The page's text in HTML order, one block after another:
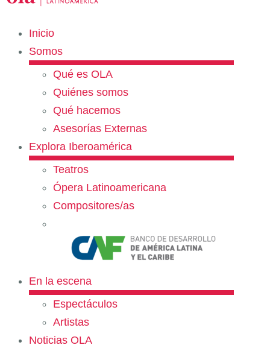
Inicio
Somos
Qué es OLA
Quiénes somos
Qué hacemos
Asesorías Externas
Explora Iberoamérica
Teatros
Ópera Latinoamericana
Compositores/as
En la escena
Espectáculos
Artistas
Noticias OLA